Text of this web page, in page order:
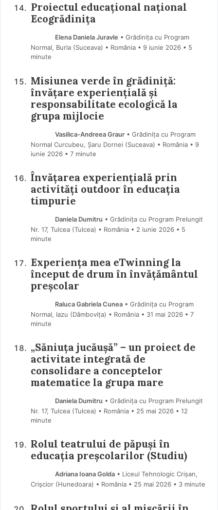
Proiectul educațional național
Ecogrădinița
Elena Daniela Juravle • Grădinița cu Program
Normal, Burla (Suceava) • România
9 iunie 2026 • 5
minute
Misiunea verde în grădiniță:
învățare experiențială și
responsabilitate ecologică la
grupa mijlocie
Vasilica-Andreea Graur• Grădinița cu Program
Normal Curcubeu, Șaru Dornei (Suceava) • România
9
iunie 2026 • 7 minute
Învățarea experiențială prin
activități outdoor în educația
timpurie
Daniela Dumitru • Grădinița cu Program Prelungit
Nr. 17, Tulcea (Tulcea) • România
2 iunie 2026 • 5
minute
Experiența mea eTwinning la
început de drum în învățământul
preșcolar
Raluca Gabriela Cunea• Grădinița cu Program
Normal, Iazu (Dâmboviţa) • România
31 mai 2026 • 7
minute
„Săniuța jucăușă” – un proiect de
activitate integrată de
consolidare a conceptelor
matematice la grupa mare
Daniela Dumitru • Grădinița cu Program Prelungit
Nr. 17, Tulcea (Tulcea) • România
25 mai 2026 • 12
minute
Rolul teatrului de păpuși în
educația preșcolarilor (Studiu)
Adriana Ioana Golda• Liceul Tehnologic Crișan,
Crișcior (Hunedoara) • România
25 mai 2026 • 3 minute